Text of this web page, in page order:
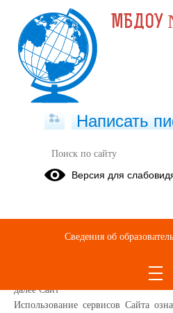
Политика
комбинированного вида №12 г.
использовании в сети Интернет по
далее Сайт
Использование сервисов Сайта
МБДОУ
Написать
Версия для
Сведения об